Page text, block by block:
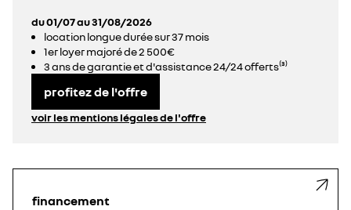
du 01/07 au 31/08/2026
location longue durée sur 37 mois
1er loyer majoré de 2 500€
3 ans de garantie et d'assistance 24/24 offerts⁽³⁾
profitez de l'offre
voir les mentions légales de l'offre
financement